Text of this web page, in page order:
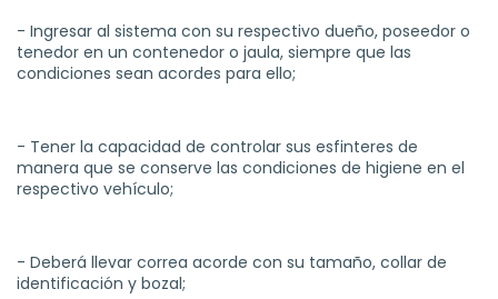
- Ingresar al sistema con su respectivo dueño, poseedor o
tenedor en un contenedor o jaula, siempre que las
condiciones sean acordes para ello;
- Tener la capacidad de controlar sus esfinteres de
manera que se conserve las condiciones de higiene en el
respectivo vehículo;
- Deberá llevar correa acorde con su tamaño, collar de
identificación y bozal;